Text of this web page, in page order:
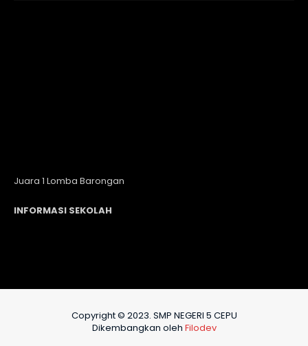
Juara 1 Lomba Barongan
INFORMASI SEKOLAH
Copyright © 2023. SMP NEGERI 5 CEPU
Dikembangkan oleh Filodev